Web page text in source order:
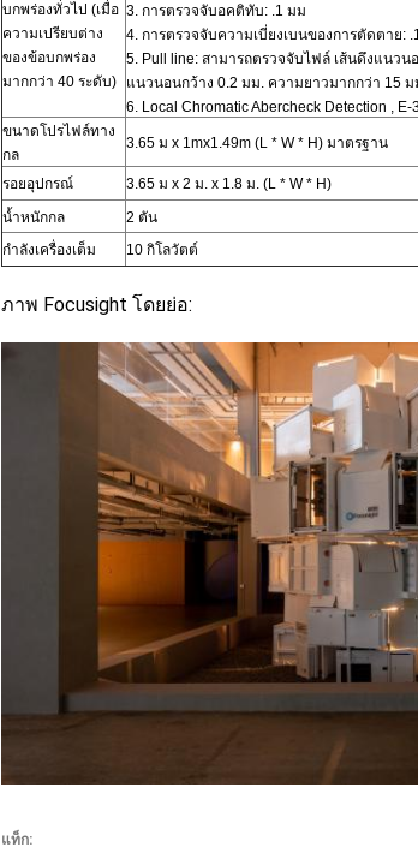
บกพร่องทั่วไป (เมื่อ
ความเปรียบต่าง
ของข้อบกพร่อง
มากกว่า 40 ระดับ)
3. การตรวจจับอคติทับ: .1 มม
4. การตรวจจับความเบี่ยงเบนของการตัดตาย:
5. Pull line: สามารถตรวจจับไฟล์ เส้นดึงแนวน
แนวนอนกว้าง 0.2 มม. ความยาวมากกว่า 15
6. Local Chromatic Abercheck Detection , E-
ขนาดโปรไฟล์ทาง
กล
3.65 ม x 1mx1.49m (L * W * H) มาตรฐาน
รอยอุปกรณ์ 3.65 ม x 2 ม. x 1.8 ม. (L * W * H)
น้ำหนักกล
2 ตัน
กำลังเครื่องเต็ม
10 กิโลวัตต์
ภาพ Focusight โดยย่อ:
แท็ก: